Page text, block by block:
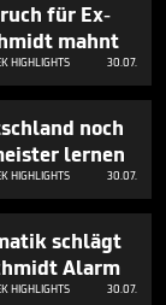
für Ex-
mahnt
HIGHLIGHTS 30.07.
noch
lernen
HIGHLIGHTS 30.07.
schlägt
Alarm
HIGHLIGHTS 30.07.